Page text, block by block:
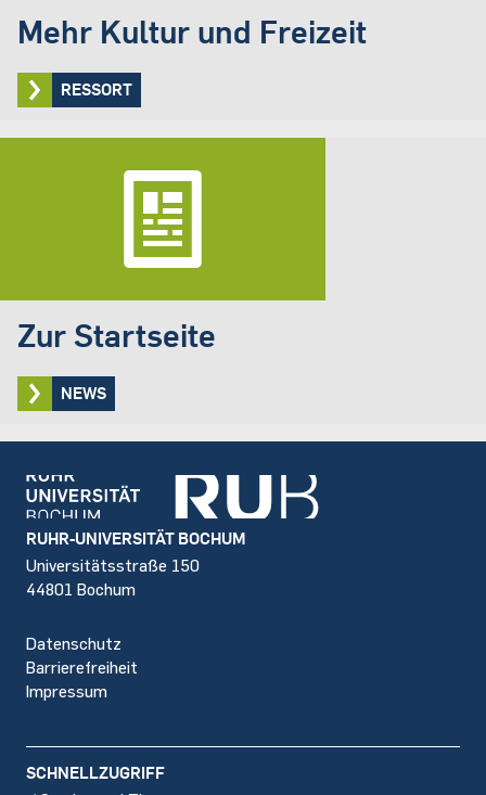
Mehr Kultur und Freizeit
RESSORT
Zur Startseite
NEWS
Footer
RUHR-UNIVERSITÄT BOCHUM
Universitätsstraße 150
44801 Bochum
Datenschutz
Barrierefreiheit
Impressum
SCHNELLZUGRIFF